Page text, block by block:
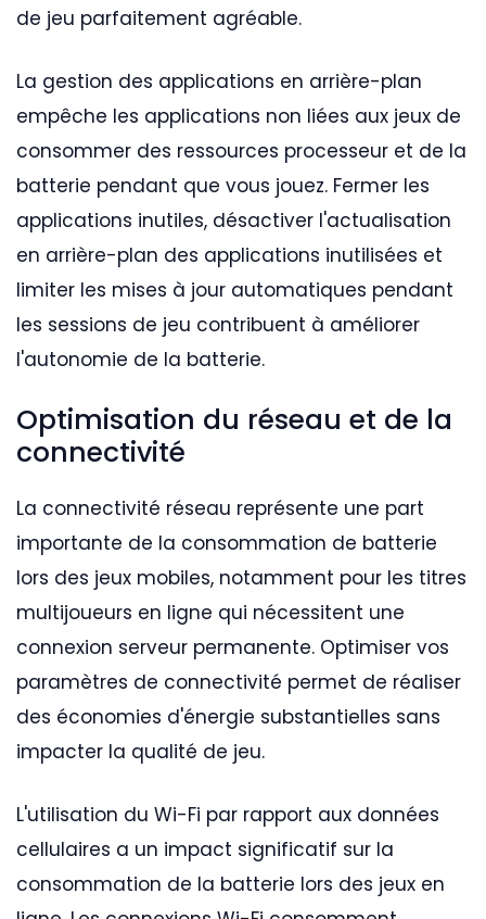
de jeu parfaitement agréable.
La gestion des applications en arrière-plan
empêche les applications non liées aux jeux de
consommer des ressources processeur et de la
batterie pendant que vous jouez. Fermer les
applications inutiles, désactiver l'actualisation
en arrière-plan des applications inutilisées et
limiter les mises à jour automatiques pendant
les sessions de jeu contribuent à améliorer
l'autonomie de la batterie.
Optimisation du réseau et de la
connectivité
La connectivité réseau représente une part
importante de la consommation de batterie
lors des jeux mobiles, notamment pour les titres
multijoueurs en ligne qui nécessitent une
connexion serveur permanente. Optimiser vos
paramètres de connectivité permet de réaliser
des économies d'énergie substantielles sans
impacter la qualité de jeu.
L'utilisation du Wi-Fi par rapport aux données
cellulaires a un impact significatif sur la
consommation de la batterie lors des jeux en